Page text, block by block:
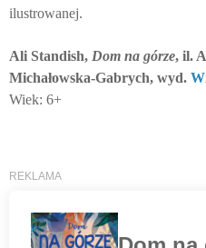
ilustrowanej.
Ali Standish, Dom na górze, il.
Michałowska-Gabrych, wyd.
Wiek: 6+